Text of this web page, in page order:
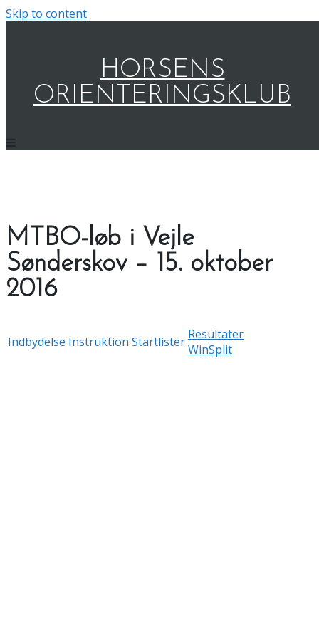
Skip to content
HORSENS
ORIENTERINGSKLUB
MTBO-løb i Vejle
Sønderskov – 15. oktober
2016
Indbydelse Instruktion Startlister Resultater
WinSplit